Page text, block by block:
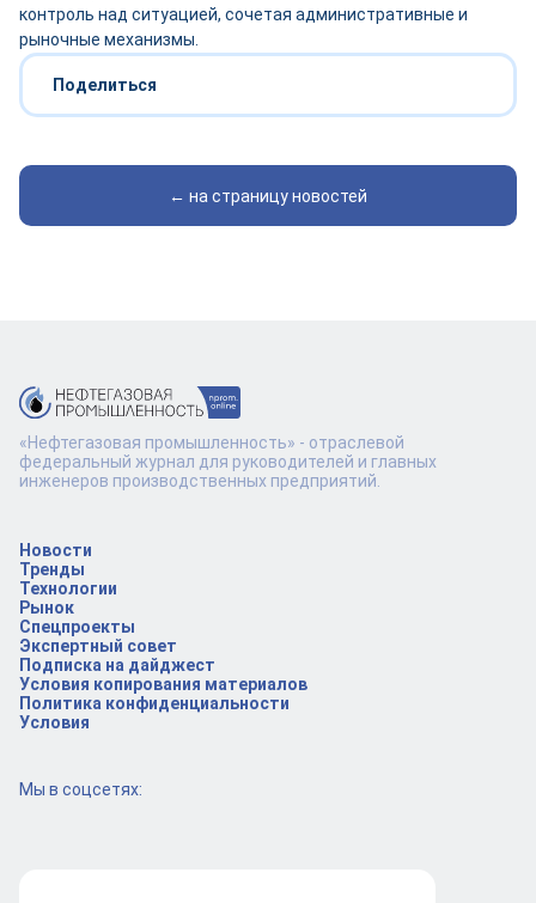
контроль над ситуацией, сочетая административные и
рыночные механизмы.
Поделиться
← на страницу новостей
Новости
Тренды
Технологии
Рынок
Спецпроекты
Экспертный совет
Подписка на дайджест
Условия копирования материалов
Политика конфиденциальности
Условия
Мы в соцсетях:
«Нефтегазовая промышленность» - отраслевой
федеральный журнал для руководителей и главных
инженеров производственных предприятий.